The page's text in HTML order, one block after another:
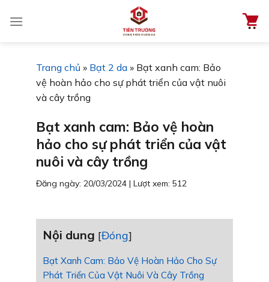
đến
Trang chủ » Bạt 2 da » Bạt xanh cam: Bảo
vệ hoàn hảo cho sự phát triển của vật nuôi
và cây trồng
Bạt xanh cam: Bảo vệ hoàn
hảo cho sự phát triển của vật
nuôi và cây trồng
Đăng ngày: 20/03/2024 | Lượt xem: 512
Nội dung [Đóng]
Bạt Xanh Cam: Bảo Vệ Hoàn Hảo Cho Sự
Phát Triển Của Vật Nuôi Và Cây Trồng